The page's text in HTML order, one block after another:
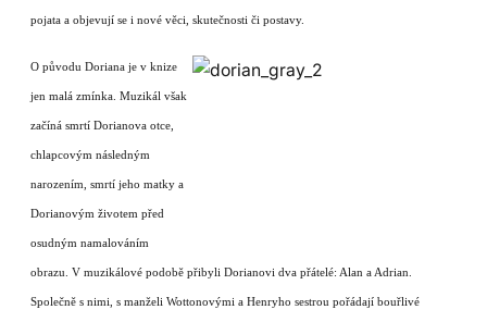
pojata a objevují se i nové věci, skutečnosti či postavy.
O původu Doriana je v knize
jen malá zmínka. Muzikál však
začíná smrtí Dorianova otce,
chlapcovým následným
narozením, smrtí jeho matky a
Dorianovým životem před
osudným namalováním
obrazu. V muzikálové podobě přibyli Dorianovi dva přátelé: Alan a Adrian.
Společně s nimi, s manželi Wottonovými a Henryho sestrou pořádají bouřlivé